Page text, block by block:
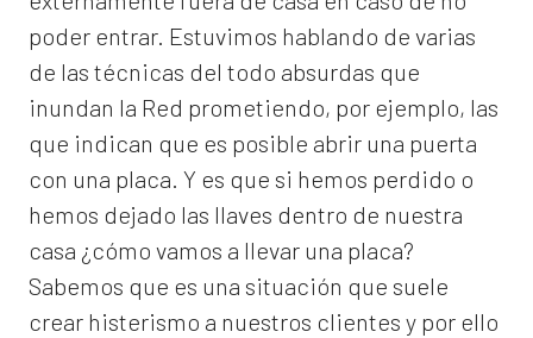
poder entrar. Estuvimos hablando de varias
de las técnicas del todo absurdas que
inundan la Red prometiendo, por ejemplo, las
que indican que es posible abrir una puerta
con una placa. Y es que si hemos perdido o
hemos dejado las llaves dentro de nuestra
casa ¿cómo vamos a llevar una placa?
Sabemos que es una situación que suele
crear histerismo a nuestros clientes y por ello